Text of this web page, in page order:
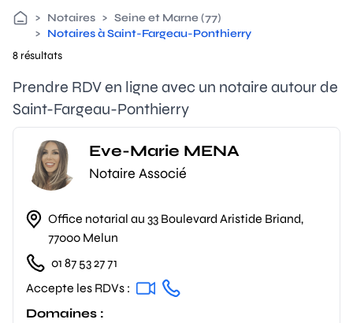
> Notaires > Seine et Marne (77)
> Notaires à Saint-Fargeau-Ponthierry
8 résultats
Prendre RDV en ligne avec un notaire autour de
Saint-Fargeau-Ponthierry
Eve-Marie MENA
Notaire Associé
Office notarial au 33 Boulevard Aristide Briand,
77000 Melun
01 87 53 27 71
Accepte les RDVs :
Domaines :